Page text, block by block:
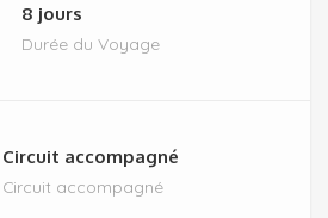
8 jours
Durée du Voyage
Circuit accompagné
Circuit accompagné